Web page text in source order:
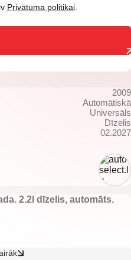
Privātuma politikai.
2009
Automātiskā
Universāls
Dīzelis
02.2027
2.2l dīzelis, automāts.
sēdvietas.